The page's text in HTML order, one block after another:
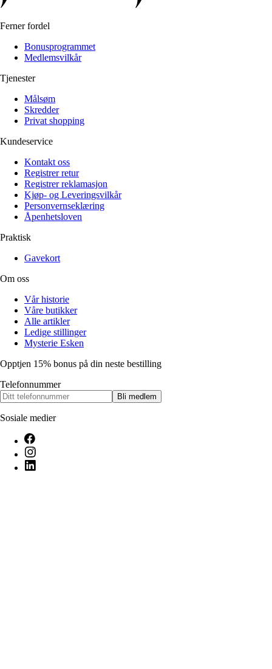
Ferner fordel
Bonusprogrammet
Medlemsvilkår
Tjenester
Målsøm
Skredder
Privat shopping
Kundeservice
Kontakt oss
Registrer retur
Registrer reklamasjon
Kjøp- og Leveringsvilkår
Personvernseklæring
Åpenhetsloven
Praktisk
Gavekort
Om oss
Vår historie
Våre butikker
Alle artikler
Ledige stillinger
Mysterie Esken
Opptjen 15% bonus på din neste bestilling
Telefonnummer
Bli medlem
Sosiale medier